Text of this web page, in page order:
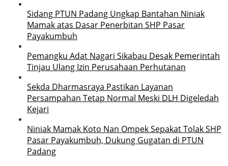
Sidang PTUN Padang Ungkap Bantahan Niniak
Mamak atas Dasar Penerbitan SHP Pasar
Payakumbuh
Pemangku Adat Nagari Sikabau Desak Pemerintah
Tinjau Ulang Izin Perusahaan Perhutanan
Sekda Dharmasraya Pastikan Layanan
Persampahan Tetap Normal Meski DLH Digeledah
Kejari
Niniak Mamak Koto Nan Ompek Sepakat Tolak SHP
Pasar Payakumbuh, Dukung Gugatan di PTUN
Padang